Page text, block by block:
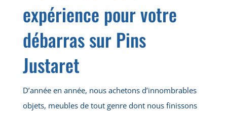
expérience pour votre
débarras sur Pins
Justaret
D’année en année, nous achetons d’innombrables
objets, meubles de tout genre dont nous finissons